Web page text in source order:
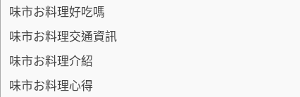
味市お料理好吃嗎
味市お料理交通資訊
味市お料理介紹
味市お料理心得